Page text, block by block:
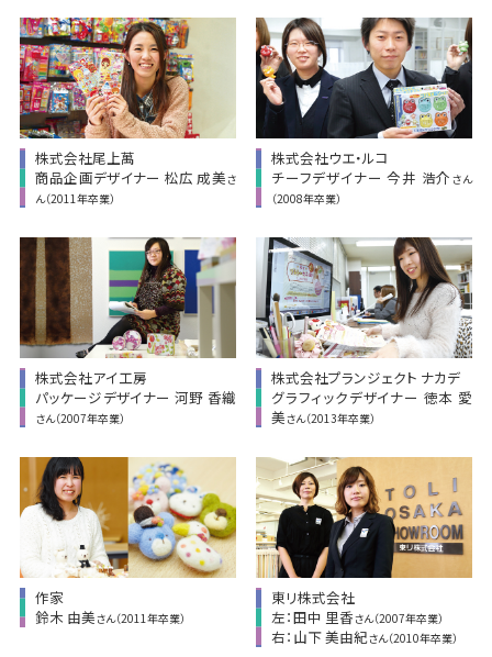
株式会社尾上萬
商品企画デザイナー 松広 成美さ
ん（2011年卒業）
株式会社ウエ・ルコ
チーフデザイナー 今井 浩介 さん
（2008年卒業）
株式会社アイ工房
パッケージデザイナー 河野 香織
さん（2007年卒業）
株式会社プランジェクト ナカデ
グラフィックデザイナー 徳本 愛
美さん（2013年卒業）
作家
鈴木 由美さん（2011年卒業）
東リ株式会社
左：田中 里香さん（2007年卒業）
右：山下 美由紀さん（2010年卒業）